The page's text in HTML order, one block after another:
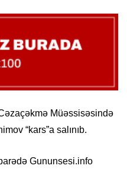
Müəssisəsində
“kars”a salınıb.
Gununsesi.info